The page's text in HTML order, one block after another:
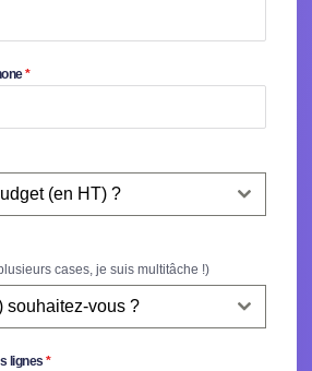
*
(en HT) ?
cases, je suis multitâche !)
souhaitez-vous ?
lignes *